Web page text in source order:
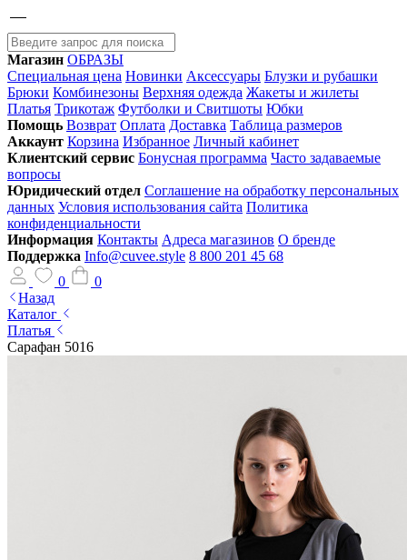
Магазин ОБРАЗЫ
Специальная цена Новинки Аксессуары Блузки и рубашки
Брюки Комбинезоны Верхняя одежда Жакеты и жилеты
Платья Трикотаж Футболки и Свитшоты Юбки
Помощь Возврат Оплата Доставка Таблица размеров
Аккаунт Корзина Избранное Личный кабинет
Клиентский сервис Бонусная программа Часто задаваемые
вопросы
Юридический отдел Соглашение на обработку персональных
данных Условия использования сайта Политика
конфиденциальности
Информация Контакты Адреса магазинов О бренде
Поддержка Info@cuvee.style 8 800 201 45 68
0
0
Назад
Каталог
Платья
Сарафан 5016